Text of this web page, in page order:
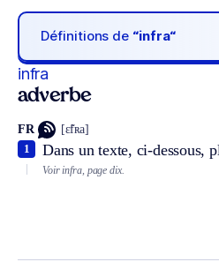
Définitions de “infra“
infra
adverbe
FR [ɛ̃fʀa]
Dans un texte, ci-dessous,
1
Voir infra, page dix.